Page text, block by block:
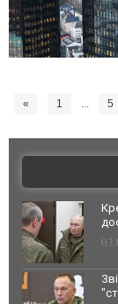
« 1 ... 5